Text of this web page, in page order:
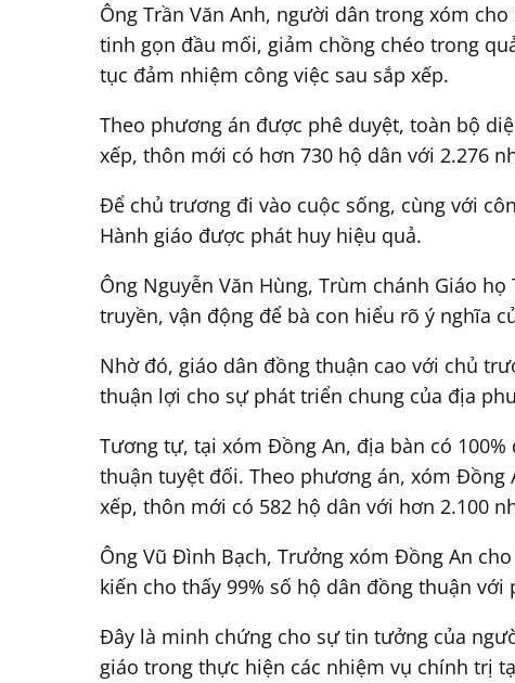
Ông Trần Văn Anh, người dân trong xóm
tinh gọn đầu mối, giảm chồng chéo trong
tục đảm nhiệm công việc sau sắp xếp.
Theo phương án được phê duyệt, toàn bộ
xếp, thôn mới có hơn 730 hộ dân với 2.276
Để chủ trương đi vào cuộc sống, cùng với
Hành giáo được phát huy hiệu quả.
Ông Nguyễn Văn Hùng, Trùm chánh Giáo
truyền, vận động để bà con hiểu rõ ý nghĩa
Nhờ đó, giáo dân đồng thuận cao với chủ
thuận lợi cho sự phát triển chung của địa
Tương tự, tại xóm Đồng An, địa bàn có
thuận tuyệt đối. Theo phương án, xóm
xếp, thôn mới có 582 hộ dân với hơn 2.100
Ông Vũ Đình Bạch, Trưởng xóm Đồng An
kiến cho thấy 99% số hộ dân đồng thuận với
Đây là minh chứng cho sự tin tưởng của
giáo trong thực hiện các nhiệm vụ chính trị